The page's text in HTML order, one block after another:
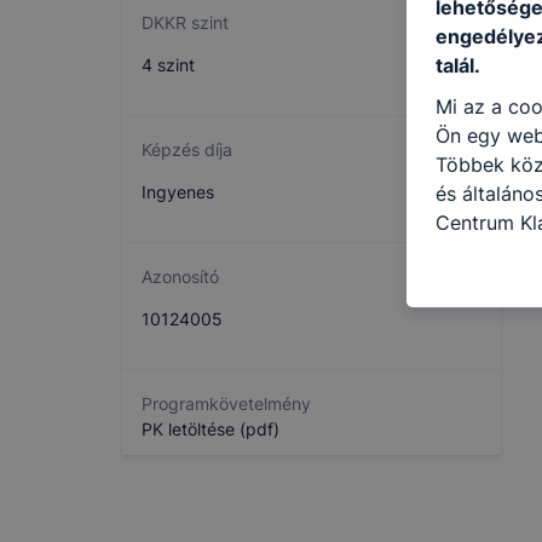
DKKR szint
4 szint
Képzés díja
Ingyenes
Azonosító
10124005
Programkövetelmény
PK letöltése (pdf)
talál.
Mi az a
Ön egy
Többek
és
Centrum
használja
látogatja,
még jobb